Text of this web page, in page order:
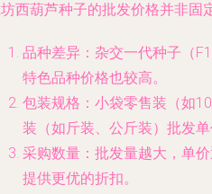
西葫芦种子的批发价格并非固
品种差异：杂交一代种子（
特色品种价格也较高。
包装规格：小袋零售装（如
装（如斤装、公斤装）批发单
采购数量：批发量越大，单
提供更优的折扣。